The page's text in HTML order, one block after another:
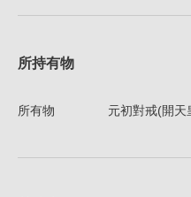
所持有物
所有物 元初對戒(開天